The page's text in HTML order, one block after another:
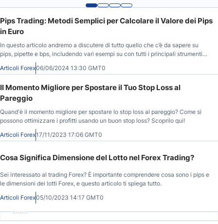
Pips Trading: Metodi Semplici per Calcolare il Valore dei Pips
in Euro
In questo articolo andremo a discutere di tutto quello che c’è da sapere su
pips, pipette e bps, includendo vari esempi su con tutti i principali strumenti
Articoli Forex06/06/2024 13:30 GMT0
Il Momento Migliore per Spostare il Tuo Stop Loss al
Pareggio
Quand'è il momento migliore per spostare lo stop loss al pareggio? Come si
possono ottimizzare i profitti usando un buon stop loss? Scoprilo qui!
Articoli Forex17/11/2023 17:06 GMT0
Cosa Significa Dimensione del Lotto nel Forex Trading?
Sei interessato al trading Forex? È importante comprendere cosa sono i pips e
le dimensioni dei lotti Forex, e questo articolo ti spiega tutto.
Articoli Forex05/10/2023 14:17 GMT0
Annuncio